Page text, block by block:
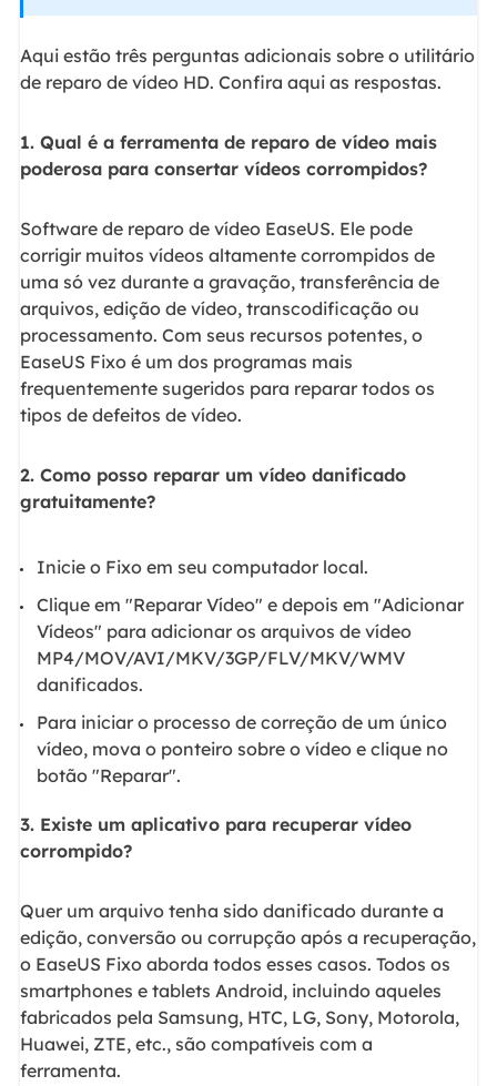
Aqui estão três perguntas adicionais sobre o utilitário
de reparo de vídeo HD. Confira aqui as respostas.
1. Qual é a ferramenta de reparo de vídeo mais
poderosa para consertar vídeos corrompidos?
Software de reparo de vídeo EaseUS. Ele pode
corrigir muitos vídeos altamente corrompidos de
uma só vez durante a gravação, transferência de
arquivos, edição de vídeo, transcodificação ou
processamento. Com seus recursos potentes, o
EaseUS Fixo é um dos programas mais
frequentemente sugeridos para reparar todos os
tipos de defeitos de vídeo.
2. Como posso reparar um vídeo danificado
gratuitamente?
Inicie o Fixo em seu computador local.
Clique em "Reparar Vídeo" e depois em "Adicionar
Vídeos" para adicionar os arquivos de vídeo
MP4/MOV/AVI/MKV/3GP/FLV/MKV/WMV
danificados.
Para iniciar o processo de correção de um único
vídeo, mova o ponteiro sobre o vídeo e clique no
botão "Reparar".
3. Existe um aplicativo para recuperar vídeo
corrompido?
Quer um arquivo tenha sido danificado durante a
edição, conversão ou corrupção após a recuperação,
o EaseUS Fixo aborda todos esses casos. Todos os
smartphones e tablets Android, incluindo aqueles
fabricados pela Samsung, HTC, LG, Sony, Motorola,
Huawei, ZTE, etc., são compatíveis com a
ferramenta.